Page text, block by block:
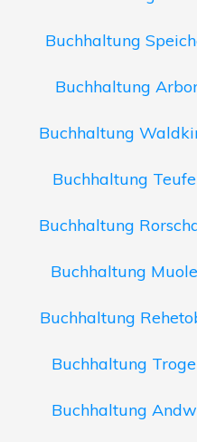
Buchhaltung
Buchhaltung
Buchhaltung
Buchhaltung
Buchhaltung
Buchhaltung
Buchhaltung
Buchhaltung
Buchhaltung